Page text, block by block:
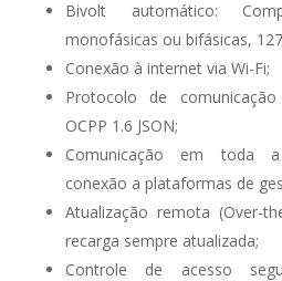
Bivolt automático:
monofásicas ou bifásicas,
Conexão à internet via Wi-Fi;
Protocolo de
OCPP 1.6 JSON;
Comunicação em toda
conexão a plataformas de
Atualização remota (Over-
recarga sempre atualizada;
Controle de acesso